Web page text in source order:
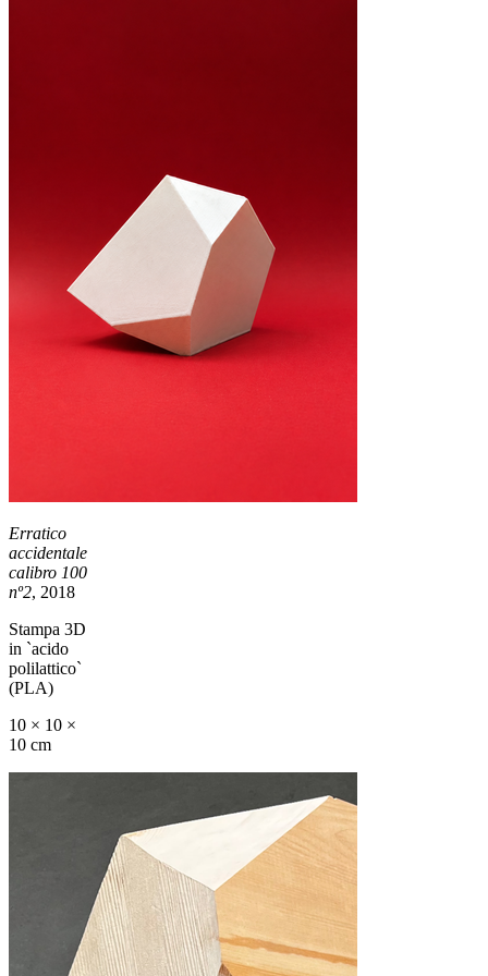
Erratico
accidentale
calibro 100
nº2, 2018
Stampa 3D
in `acido
polilattico`
(PLA)
10 × 10 ×
10 cm